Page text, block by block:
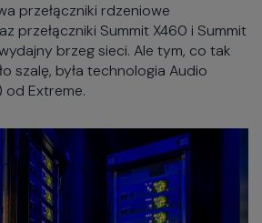
przełączniki rdzeniowe
przełączniki Summit X460 i Summit
brzeg sieci. Ale tym, co tak
szalę, była technologia Audio
od Extreme.